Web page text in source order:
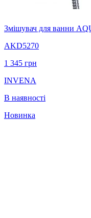
Змішувач для ванни
AKD5270
1 345 грн
INVENA
В наявності
Новинка